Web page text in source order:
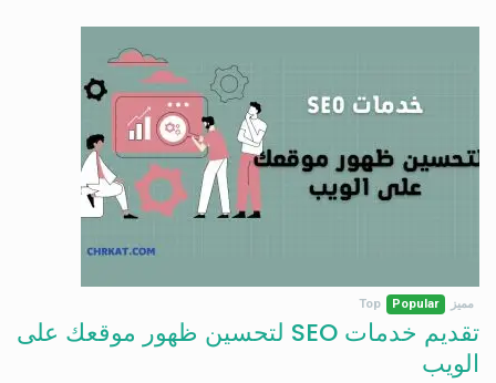
مميز Popular
Top
تقديم خدمات SEO لتحسين ظهور موقعك على
الويب